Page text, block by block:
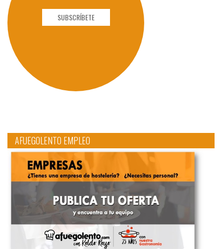
SUBSCRÍBETE
AFUEGOLENTO EMPLEO